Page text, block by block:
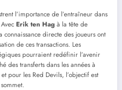
l’importance de l’entraîneur dans
Erik ten Hag à la tête de
connaissance directe des joueurs ont
de ces transactions. Les
pourraient redéfinir l’avenir
des transferts dans les années à
pour les Red Devils, l’objectif est